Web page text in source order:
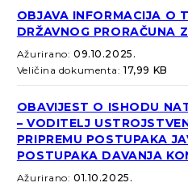
OBJAVA INFORMACIJA O
DRŽAVNOG PRORAČUNA
Ažurirano:09.10.2025.
Veličina dokumenta:17,99 KB
OBAVIJEST O ISHODU
– VODITELJ
PRIPREMU POSTUPAKA
POSTUPAKA DAVANJA
Ažurirano:01.10.2025.